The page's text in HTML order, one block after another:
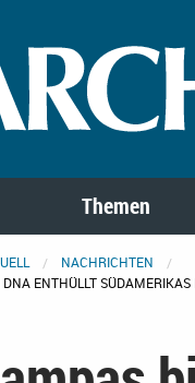
Themen
NACHRICHTEN
ENTHÜLLT